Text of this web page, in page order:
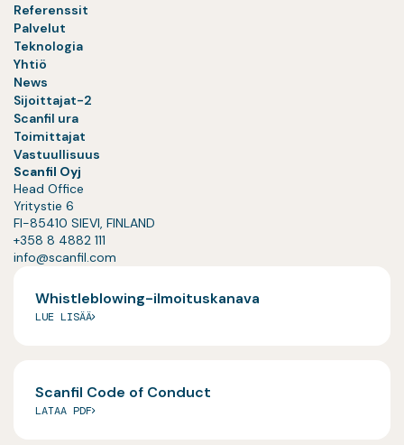
Referenssit
Palvelut
Teknologia
Yhtiö
News
Sijoittajat-2
Scanfil ura
Toimittajat
Vastuullisuus
Scanfil Oyj
Head Office
Yritystie 6
FI-85410 SIEVI, FINLAND
+358 8 4882 111
info@scanfil.com
Whistleblowing-ilmoituskanava
LUE LISÄÄ
Scanfil Code of Conduct
LATAA PDF